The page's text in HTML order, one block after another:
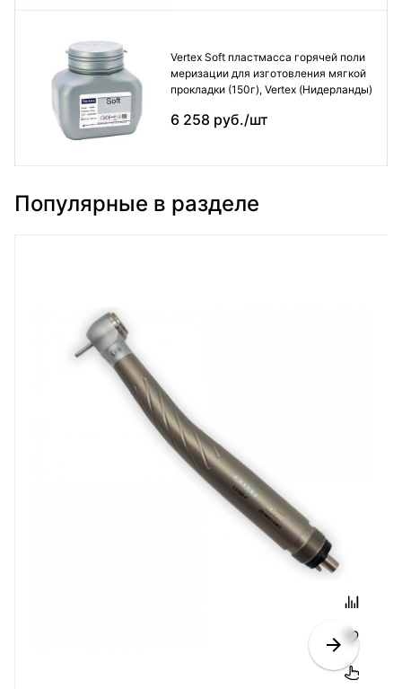
Vertex Soft пластмасса горячей поли
меризации для изготовления мягкой
прокладки (150г), Vertex (Нидерланды)
6 258 руб./шт
Популярные в разделе